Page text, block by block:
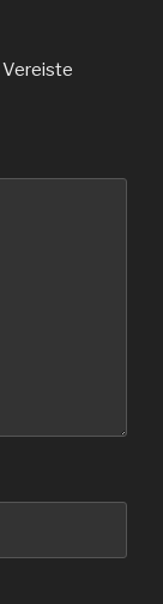
Vereiste